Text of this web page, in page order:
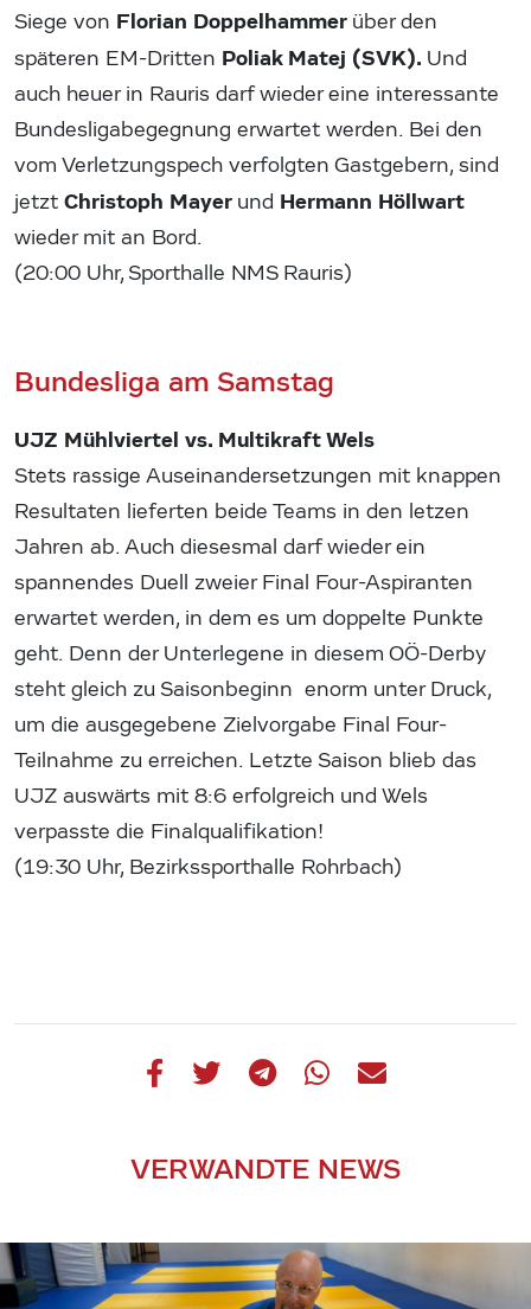
Siege von Florian Doppelhammer über den
späteren EM-Dritten Poliak Matej (SVK). Und
auch heuer in Rauris darf wieder eine interessante
Bundesligabegegnung erwartet werden. Bei den
vom Verletzungspech verfolgten Gastgebern, sind
jetzt Christoph Mayer und Hermann Höllwart
wieder mit an Bord.
(20:00 Uhr, Sporthalle NMS Rauris)
Bundesliga am Samstag
UJZ Mühlviertel vs. Multikraft Wels
Stets rassige Auseinandersetzungen mit knappen
Resultaten lieferten beide Teams in den letzen
Jahren ab. Auch diesesmal darf wieder ein
spannendes Duell zweier Final Four-Aspiranten
erwartet werden, in dem es um doppelte Punkte
geht. Denn der Unterlegene in diesem OÖ-Derby
steht gleich zu Saisonbeginn enorm unter Druck,
um die ausgegebene Zielvorgabe Final Four-
Teilnahme zu erreichen. Letzte Saison blieb das
UJZ auswärts mit 8:6 erfolgreich und Wels
verpasste die Finalqualifikation!
(19:30 Uhr, Bezirkssporthalle Rohrbach)
VERWANDTE NEWS